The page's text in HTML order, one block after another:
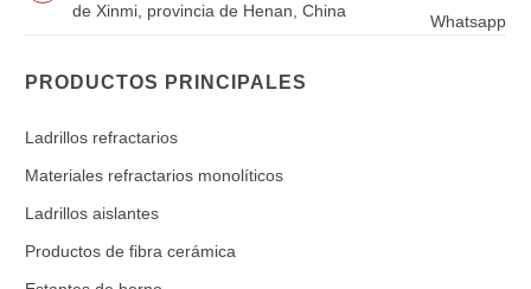
de Xinmi, provincia de Henan, China
Whatsapp
PRODUCTOS PRINCIPALES
Ladrillos refractarios
Materiales refractarios monolíticos
Ladrillos aislantes
Productos de fibra cerámica